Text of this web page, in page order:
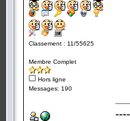
Classement : 11/55625
Membre Complet
Hors ligne
Messages: 190